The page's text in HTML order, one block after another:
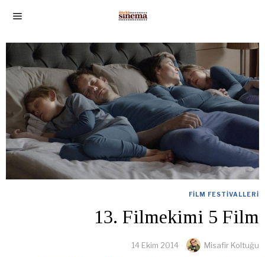
FILM FESTIVALLERI
13. Filmekimi 5 Film
14 Ekim 2014 Misafir Koltuğu